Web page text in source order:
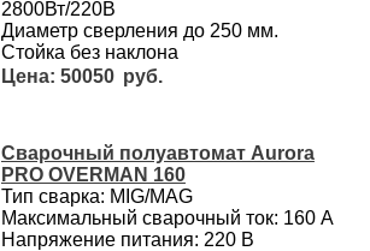
2800Вт/220В
Диаметр сверления до 250 мм.
Стойка без наклона
50050
Сварочный полуавтомат Aurora
PRO OVERMAN 160
Тип сварка: MIG/MAG
Максимальный сварочный ток: 160 А
Напряжение питания: 220 В